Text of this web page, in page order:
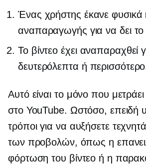
Ένας χρήστης έκανε φυσικά
αναπαραγωγής για να δει το
Το βίντεο έχει αναπαραχθεί
δευτερόλεπτα ή
Αυτό είναι το μόνο που
στο YouTube. Ωστόσο, επειδή
τρόποι για να αυξήσετε
των προβολών, όπως η
φόρτωση του βίντεο ή η